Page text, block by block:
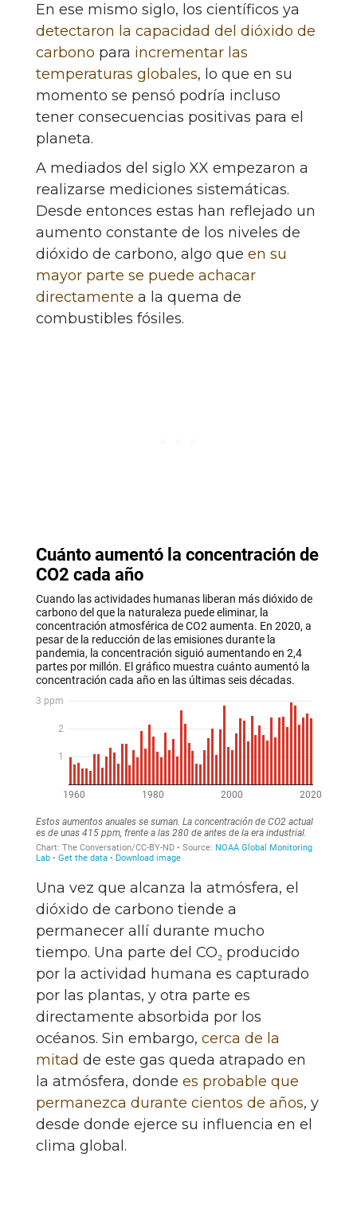
En ese mismo siglo, los científicos ya
detectaron la capacidad del dióxido de
carbono para incrementar las
temperaturas globales, lo que en su
momento se pensó podría incluso
tener consecuencias positivas para el
planeta.
A mediados del siglo XX empezaron a
realizarse mediciones sistemáticas.
Desde entonces estas han reflejado un
aumento constante de los niveles de
dióxido de carbono, algo que en su
mayor parte se puede achacar
directamente a la quema de
combustibles fósiles.
Una vez que alcanza la atmósfera, el
dióxido de carbono tiende a
permanecer allí durante mucho
tiempo. Una parte del CO₂ producido
por la actividad humana es capturado
por las plantas, y otra parte es
directamente absorbida por los
océanos. Sin embargo, cerca de la
mitad de este gas queda atrapado en
la atmósfera, donde es probable que
permanezca durante cientos de años, y
desde donde ejerce su influencia en el
clima global.